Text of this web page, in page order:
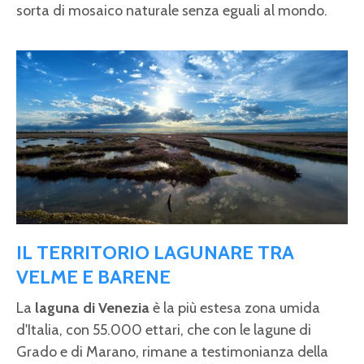
sorta di mosaico naturale senza eguali al mondo.
IL TERRITORIO LAGUNARE TRA
VELME E BARENE
La laguna di Veneziaè la più estesa zona umida
d'Italia, con 55.000 ettari, che con le lagune di
Grado e di Marano, rimane a testimonianza della